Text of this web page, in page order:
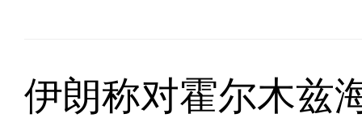
伊朗称对霍尔木兹